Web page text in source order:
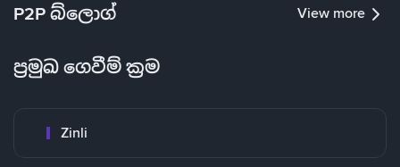
P2P බ්ලොග් View more
ප්‍රමුඛ ගෙවීම් ක්‍රම
Zinli